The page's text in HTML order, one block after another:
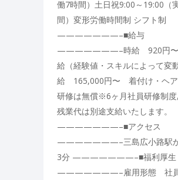
働7時間）土日祝9:00～19:00（
間）変形労働時間制 シフト制
———————–■給与
———————–時給 920円〜
給（経験値・スキルによって変
給 165,000円〜 着付け・ヘア
研修は無償※6ヶ月社員研修制
残業代は別途支給いたします。
———————–■アクセス
———————–三島広小路駅か
3分 ———————–■福利厚生
———————–雇用形態 社員